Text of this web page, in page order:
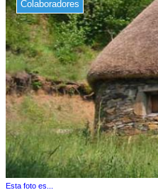
Colaboradores
Esta foto es...